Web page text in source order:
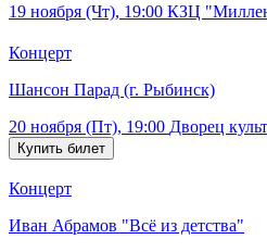
19 ноября (Чт), 19:00 КЗЦ
Концерт
Шансон Парад (г. Рыбинск)
20 ноября (Пт), 19:00 Дворец
Концерт
Иван Абрамов "Всё из детства"